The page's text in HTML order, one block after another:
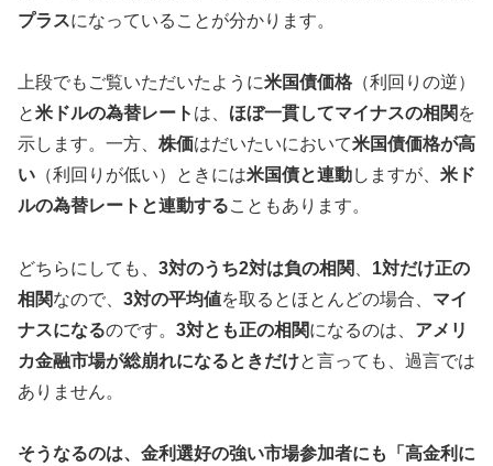
プラスになっていることが分かります。
上段でもご覧いただいたように米国債価格 （利回りの逆）
と米ドルの為替レート は、 ほぼ一貫してマイナスの相関 を
示します。一方、 株価はだいたいにおいて米国債価格が高
い （利回りが低い）ときには米国債と連動しますが、 米ド
ルの為替レートと連動することもあります。
どちらにしても、 3対のうち2対は負の相関
1対だけ正の
相関なので、 3対の平均値を取るとほとんどの場合、 マイ
ナスになるのです。 3対とも正の相関になるのは、 アメリ
カ金融市場が総崩れになるときだけと言っても、過言では
ありません。
そうなるのは、金利選好の強い市場参加者にも「高金利に